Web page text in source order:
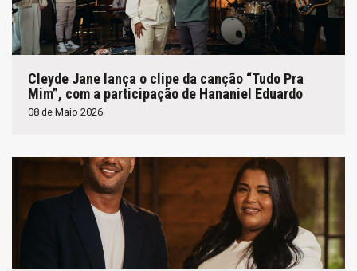
Cleyde Jane lança o clipe da canção “Tudo Pra
Mim”, com a participação de Hananiel Eduardo
08 de Maio 2026